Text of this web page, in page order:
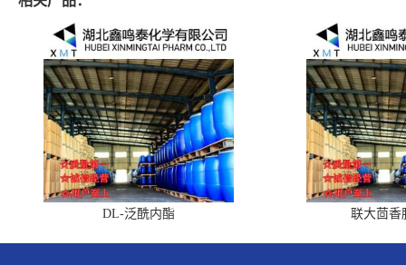
DL-泛酰内酯 联大茴香